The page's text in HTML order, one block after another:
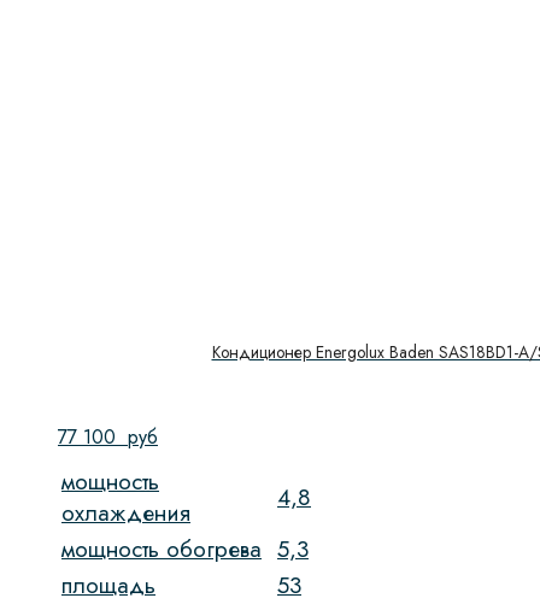
Кондиционер Energolux Baden SAS18BD1-A/
77 100 руб
мощность
охлаждения
4,8
мощность обогрева 5,3
площадь
53